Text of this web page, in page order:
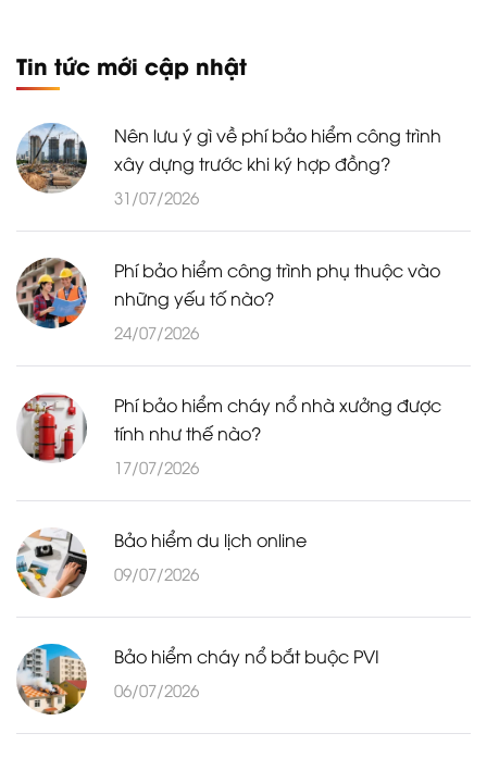
Tin tức mới cập nhật
Nên lưu ý gì về phí bảo hiểm công trình
xây dựng trước khi ký hợp đồng?
31/07/2026
Phí bảo hiểm công trình phụ thuộc vào
những yếu tố nào?
24/07/2026
Phí bảo hiểm cháy nổ nhà xưởng được
tính như thế nào?
17/07/2026
Bảo hiểm du lịch online
09/07/2026
Bảo hiểm cháy nổ bắt buộc PVI
06/07/2026